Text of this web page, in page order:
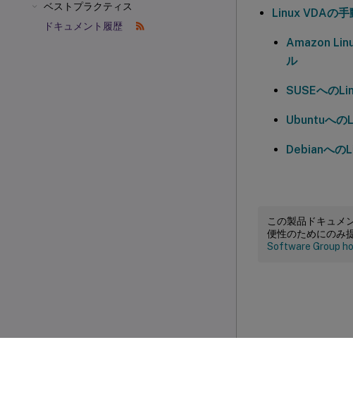
ベストプラクティス
ドキュメント履歴
Linux VDAの手
Amazon
ル
SUSEへの
Ubuntuへの
Debianへの
この製品ドキュメ
便性のためにのみ
Software Group